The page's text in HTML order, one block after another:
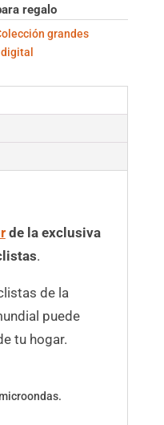
regalo
grandes
de la exclusiva
.
de la
puede
tu hogar.